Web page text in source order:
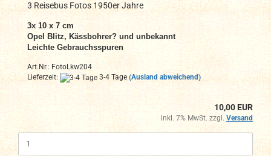
3 Reisebus Fotos 1950er Jahre
3x 10 x 7 cm
Opel Blitz, Kässbohrer? und unbekannt
Leichte Gebrauchsspuren
Art.Nr.: FotoLkw204
Lieferzeit:
3-4 Tage (Ausland abweichend)
10,00 EUR
inkl. 7% MwSt. zzgl. Versand